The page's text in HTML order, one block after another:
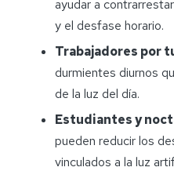
ayudar a
y el desfase horario.
Trabajadores por
durmientes diurnos
de la luz del día.
Estudiantes y
pueden reducir los
vinculados a la luz